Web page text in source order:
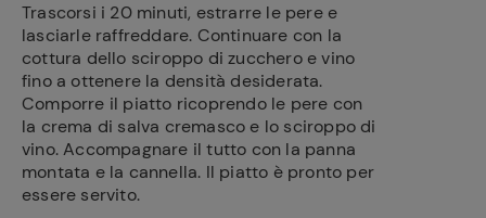
Trascorsi i 20 minuti, estrarre le pere e
lasciarle raffreddare. Continuare con la
cottura dello sciroppo di zucchero e vino
fino a ottenere la densità desiderata.
Comporre il piatto ricoprendo le pere con
la crema di salva cremasco e lo sciroppo di
vino. Accompagnare il tutto con la panna
montata e la cannella. Il piatto è pronto per
essere servito.